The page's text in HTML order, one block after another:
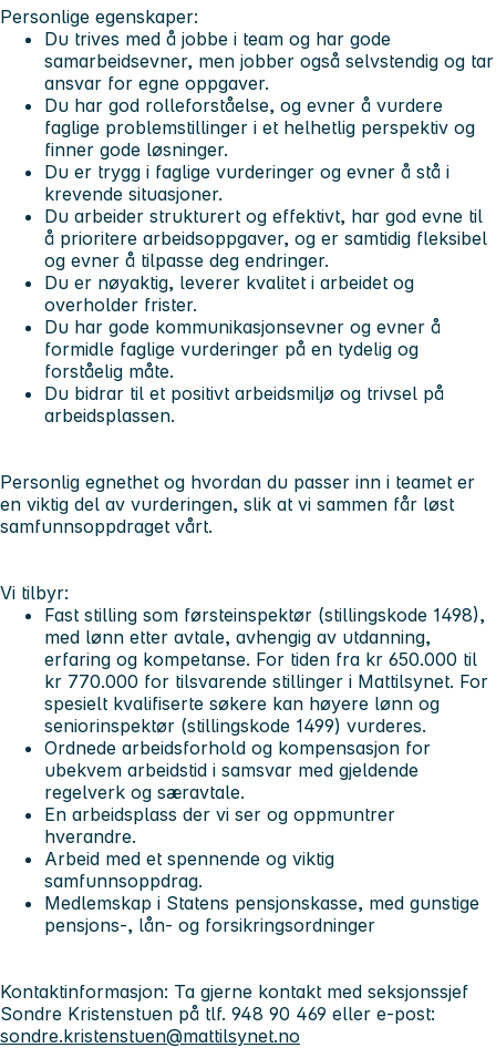
Personlige egenskaper:
Du trives med å jobbe i team og har gode
samarbeidsevner, men jobber også selvstendig og tar
ansvar for egne oppgaver.
Du har god rolleforståelse, og evner å vurdere
faglige problemstillinger i et helhetlig perspektiv og
finner gode løsninger.
Du er trygg i faglige vurderinger og evner å stå i
krevende situasjoner.
Du arbeider strukturert og effektivt, har god evne til
å prioritere arbeidsoppgaver, og er samtidig fleksibel
og evner å tilpasse deg endringer.
Du er nøyaktig, leverer kvalitet i arbeidet og
overholder frister.
Du har gode kommunikasjonsevner og evner å
formidle faglige vurderinger på en tydelig og
forståelig måte.
Du bidrar til et positivt arbeidsmiljø og trivsel på
arbeidsplassen.
Personlig egnethet og hvordan du passer inn i teamet er
en viktig del av vurderingen, slik at vi sammen får løst
samfunnsoppdraget vårt.
Vi tilbyr:
Fast stilling som førsteinspektør (stillingskode 1498),
med lønn etter avtale, avhengig av utdanning,
erfaring og kompetanse. For tiden fra kr 650.000 til
kr 770.000 for tilsvarende stillinger i Mattilsynet. For
spesielt kvalifiserte søkere kan høyere lønn og
seniorinspektør (stillingskode 1499) vurderes.
Ordnede arbeidsforhold og kompensasjon for
ubekvem arbeidstid i samsvar med gjeldende
regelverk og særavtale.
En arbeidsplass der vi ser og oppmuntrer
hverandre.
Arbeid med et spennende og viktig
samfunnsoppdrag.
Medlemskap i Statens pensjonskasse, med gunstige
pensjons-, lån- og forsikringsordninger
Kontaktinformasjon: Ta gjerne kontakt med seksjonssjef
Sondre Kristenstuen på tlf. 948 90 469 eller e-post:
sondre.kristenstuen@mattilsynet.no